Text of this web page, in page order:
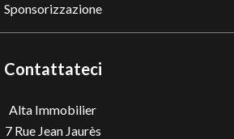
Sponsorizzazione
Contattateci
Alta Immobilier
7 Rue Jean Jaurès